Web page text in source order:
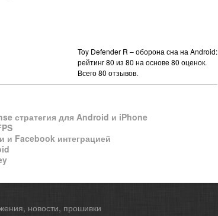
Toy Defender R – оборона сна на Android:
рейтинг80 из 80 на основе 80 оценок.
Всего80 отзывов.
стратегия для Android и iPhone
и Facebook интеграцией
новости, прошивки